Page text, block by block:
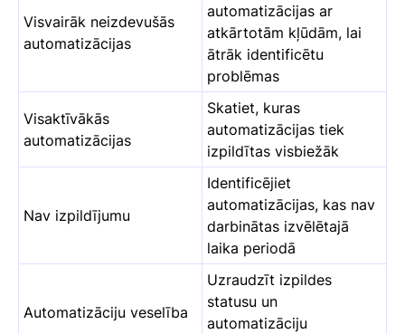
Visvairāk neizdevušās
automatizācijas
automatizācijas ar
atkārtotām kļūdām, lai
ātrāk identificētu
problēmas
Visaktīvākās
automatizācijas
Skatiet, kuras
automatizācijas tiek
izpildītas visbiežāk
Nav izpildījumu
Identificējiet
automatizācijas, kas nav
darbinātas izvēlētajā
laika periodā
Automatizāciju veselība
Uzraudzīt izpildes
statusu un
automatizāciju